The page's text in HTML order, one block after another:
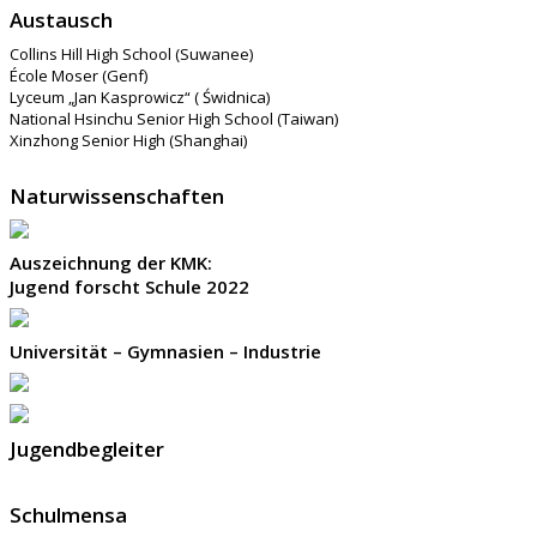
Austausch
Collins Hill High School (Suwanee)
École Moser (Genf)
Lyceum „Jan Kasprowicz“ ( Świdnica)
National Hsinchu Senior High School (Taiwan)
Xinzhong Senior High (Shanghai)
Naturwissenschaften
Auszeichnung der KMK:
Jugend forscht Schule 2022
Universität – Gymnasien – Industrie
Jugendbegleiter
Schulmensa